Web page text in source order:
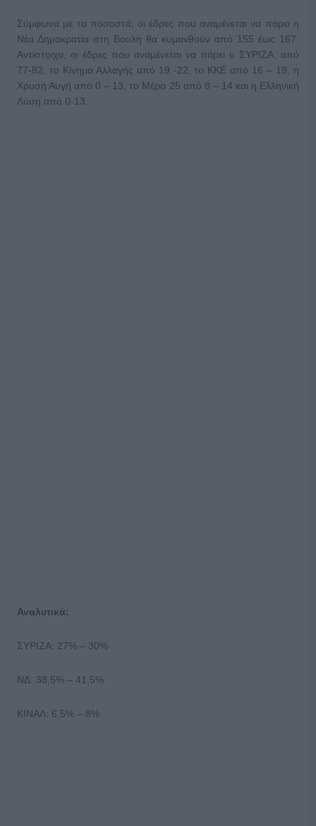
Σύμφωνα με τα ποσοστά, οι έδρες που αναμένεται να πάρει η
Νέα Δημοκρατία στη Βουλή θα κυμανθούν από 155 έως 167.
Αντίστοιχα, οι έδρες που αναμένεται να πάρει ο ΣΥΡΙΖΑ, από
77-82, το Κίνημα Αλλαγής από 19 -22, το ΚΚΕ από 16 – 19, η
Χρυσή Αυγή από 0 – 13, το Μέρα 25 από 8 – 14 και η Ελληνική
Λύση από 0-13.
Αναλυτικά:
ΣΥΡΙΖΑ: 27% – 30%
ΝΔ: 38,5% – 41,5%
ΚΙΝΑΛ: 6,5% – 8%